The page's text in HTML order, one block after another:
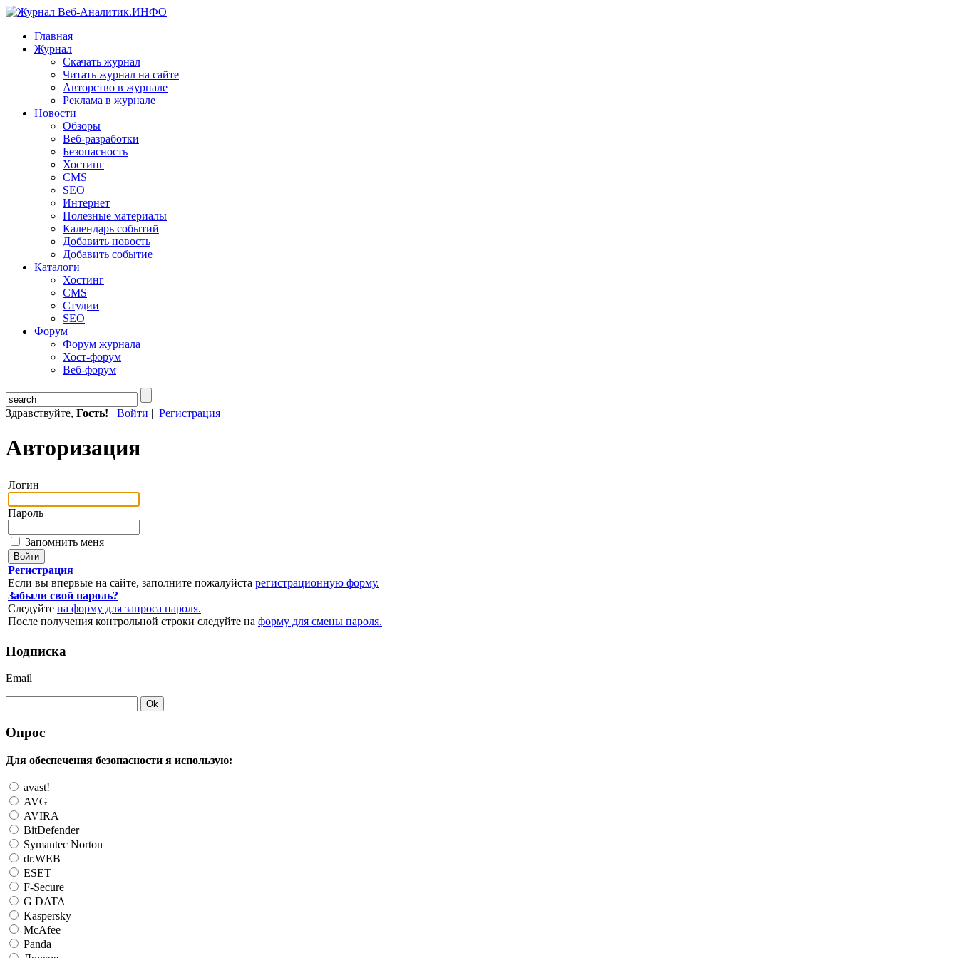
Главная
Журнал
Скачать журнал
Читать журнал на сайте
Авторство в журнале
Реклама в журнале
Новости
Обзоры
Веб-разработки
Безопасность
Хостинг
CMS
SEO
Интернет
Полезные материалы
Календарь событий
Добавить новость
Добавить событие
Каталоги
Хостинг
CMS
Студии
SEO
Форум
Форум журнала
Хост-форум
Веб-форум
Здравствуйте, Гость! Войти | Регистрация
Авторизация
Логин
Пароль
Запомнить меня
Регистрация
Если вы впервые на сайте, заполните пожалуйста регистрационную форму.
Забыли свой пароль?
Следуйте на форму для запроса пароля.
После получения контрольной строки следуйте на форму для смены пароля.
Подписка
Email
Опрос
Для обеспечения безопасности я использую:
avast!
AVG
AVIRA
BitDefender
Symantec Norton
dr.WEB
ESET
F-Secure
G DATA
Kaspersky
McAfee
Panda